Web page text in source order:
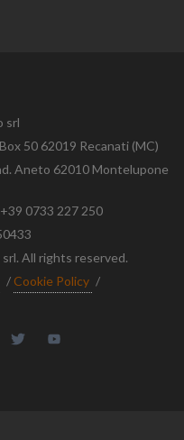
srl
50 62019 Recanati (MC)
Aneto 62010 Montelupone
+39 0733 227 250
All rights reserved.
/ Cookie Policy /